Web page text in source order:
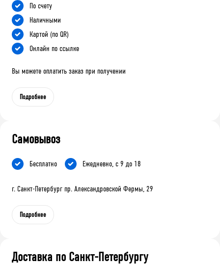
По счету
Наличными
Картой (по QR)
Онлайн по ссылке
Вы можете оплатить заказ при получении
Подробнее
Самовывоз
Бесплатно Ежедневно, с 9 до 18
г. Санкт-Петербург пр. Александровской Фермы, 29
Подробнее
Доставка по Санкт-Петербургу